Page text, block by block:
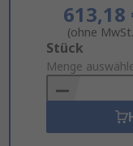
613,18
(ohne
Add
to
Basket
Stück
Menge